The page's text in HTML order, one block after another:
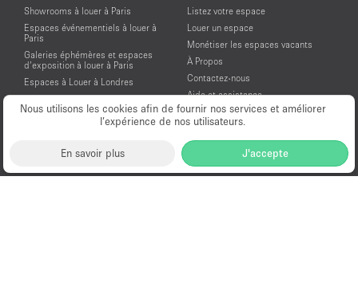
Nous utilisons les cookies afin de fournir nos services et améliorer
l’expérience de nos utilisateurs.
En savoir plus J'accepte
Showrooms à louer à Paris
Espaces événementiels à louer à
Paris
Galeries éphémères et espaces
d’exposition à louer à Paris
Espaces à Louer à Londres
Espaces à Louer à New York
Espaces à Louer à San Francisco
Espaces à Louer à Amsterdam
Listez votre espace
Louer un espace
Monétiser les espaces vacants
À Propos
Contactez-nous
Aide et assistance
Conditions générales d'utilisation
Mentions légales
Politique de confidentialité